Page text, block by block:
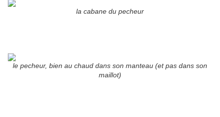
la cabane du pecheur
le pecheur, bien au chaud dans son manteau (et pas dans son
maillot)